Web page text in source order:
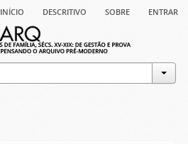
início descritivo sobre entrar